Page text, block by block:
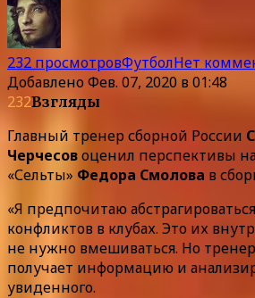
232 просмотровФутболНет
ДобавленоФев. 07, 2020 в 01:48
232Взгляды
Главный тренер сборной России
Черчесовоценил перспективы
«Сельты» Федора Смолова в
«Я предпочитаю
конфликтов в клубах. Это их
не нужно вмешиваться. Но
получает информацию и
увиденного.